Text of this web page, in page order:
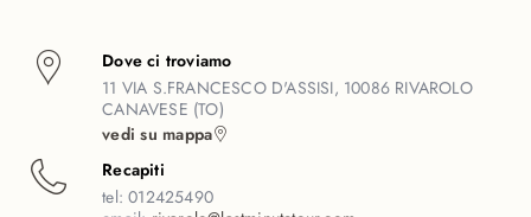
Dove ci troviamo
11 VIA S.FRANCESCO D'ASSISI, 10086 RIVAROLO
CANAVESE (TO)
vedi su mappa
Recapiti
tel:012425490